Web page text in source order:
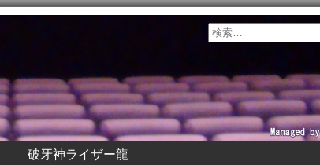
破牙神ライザー龍